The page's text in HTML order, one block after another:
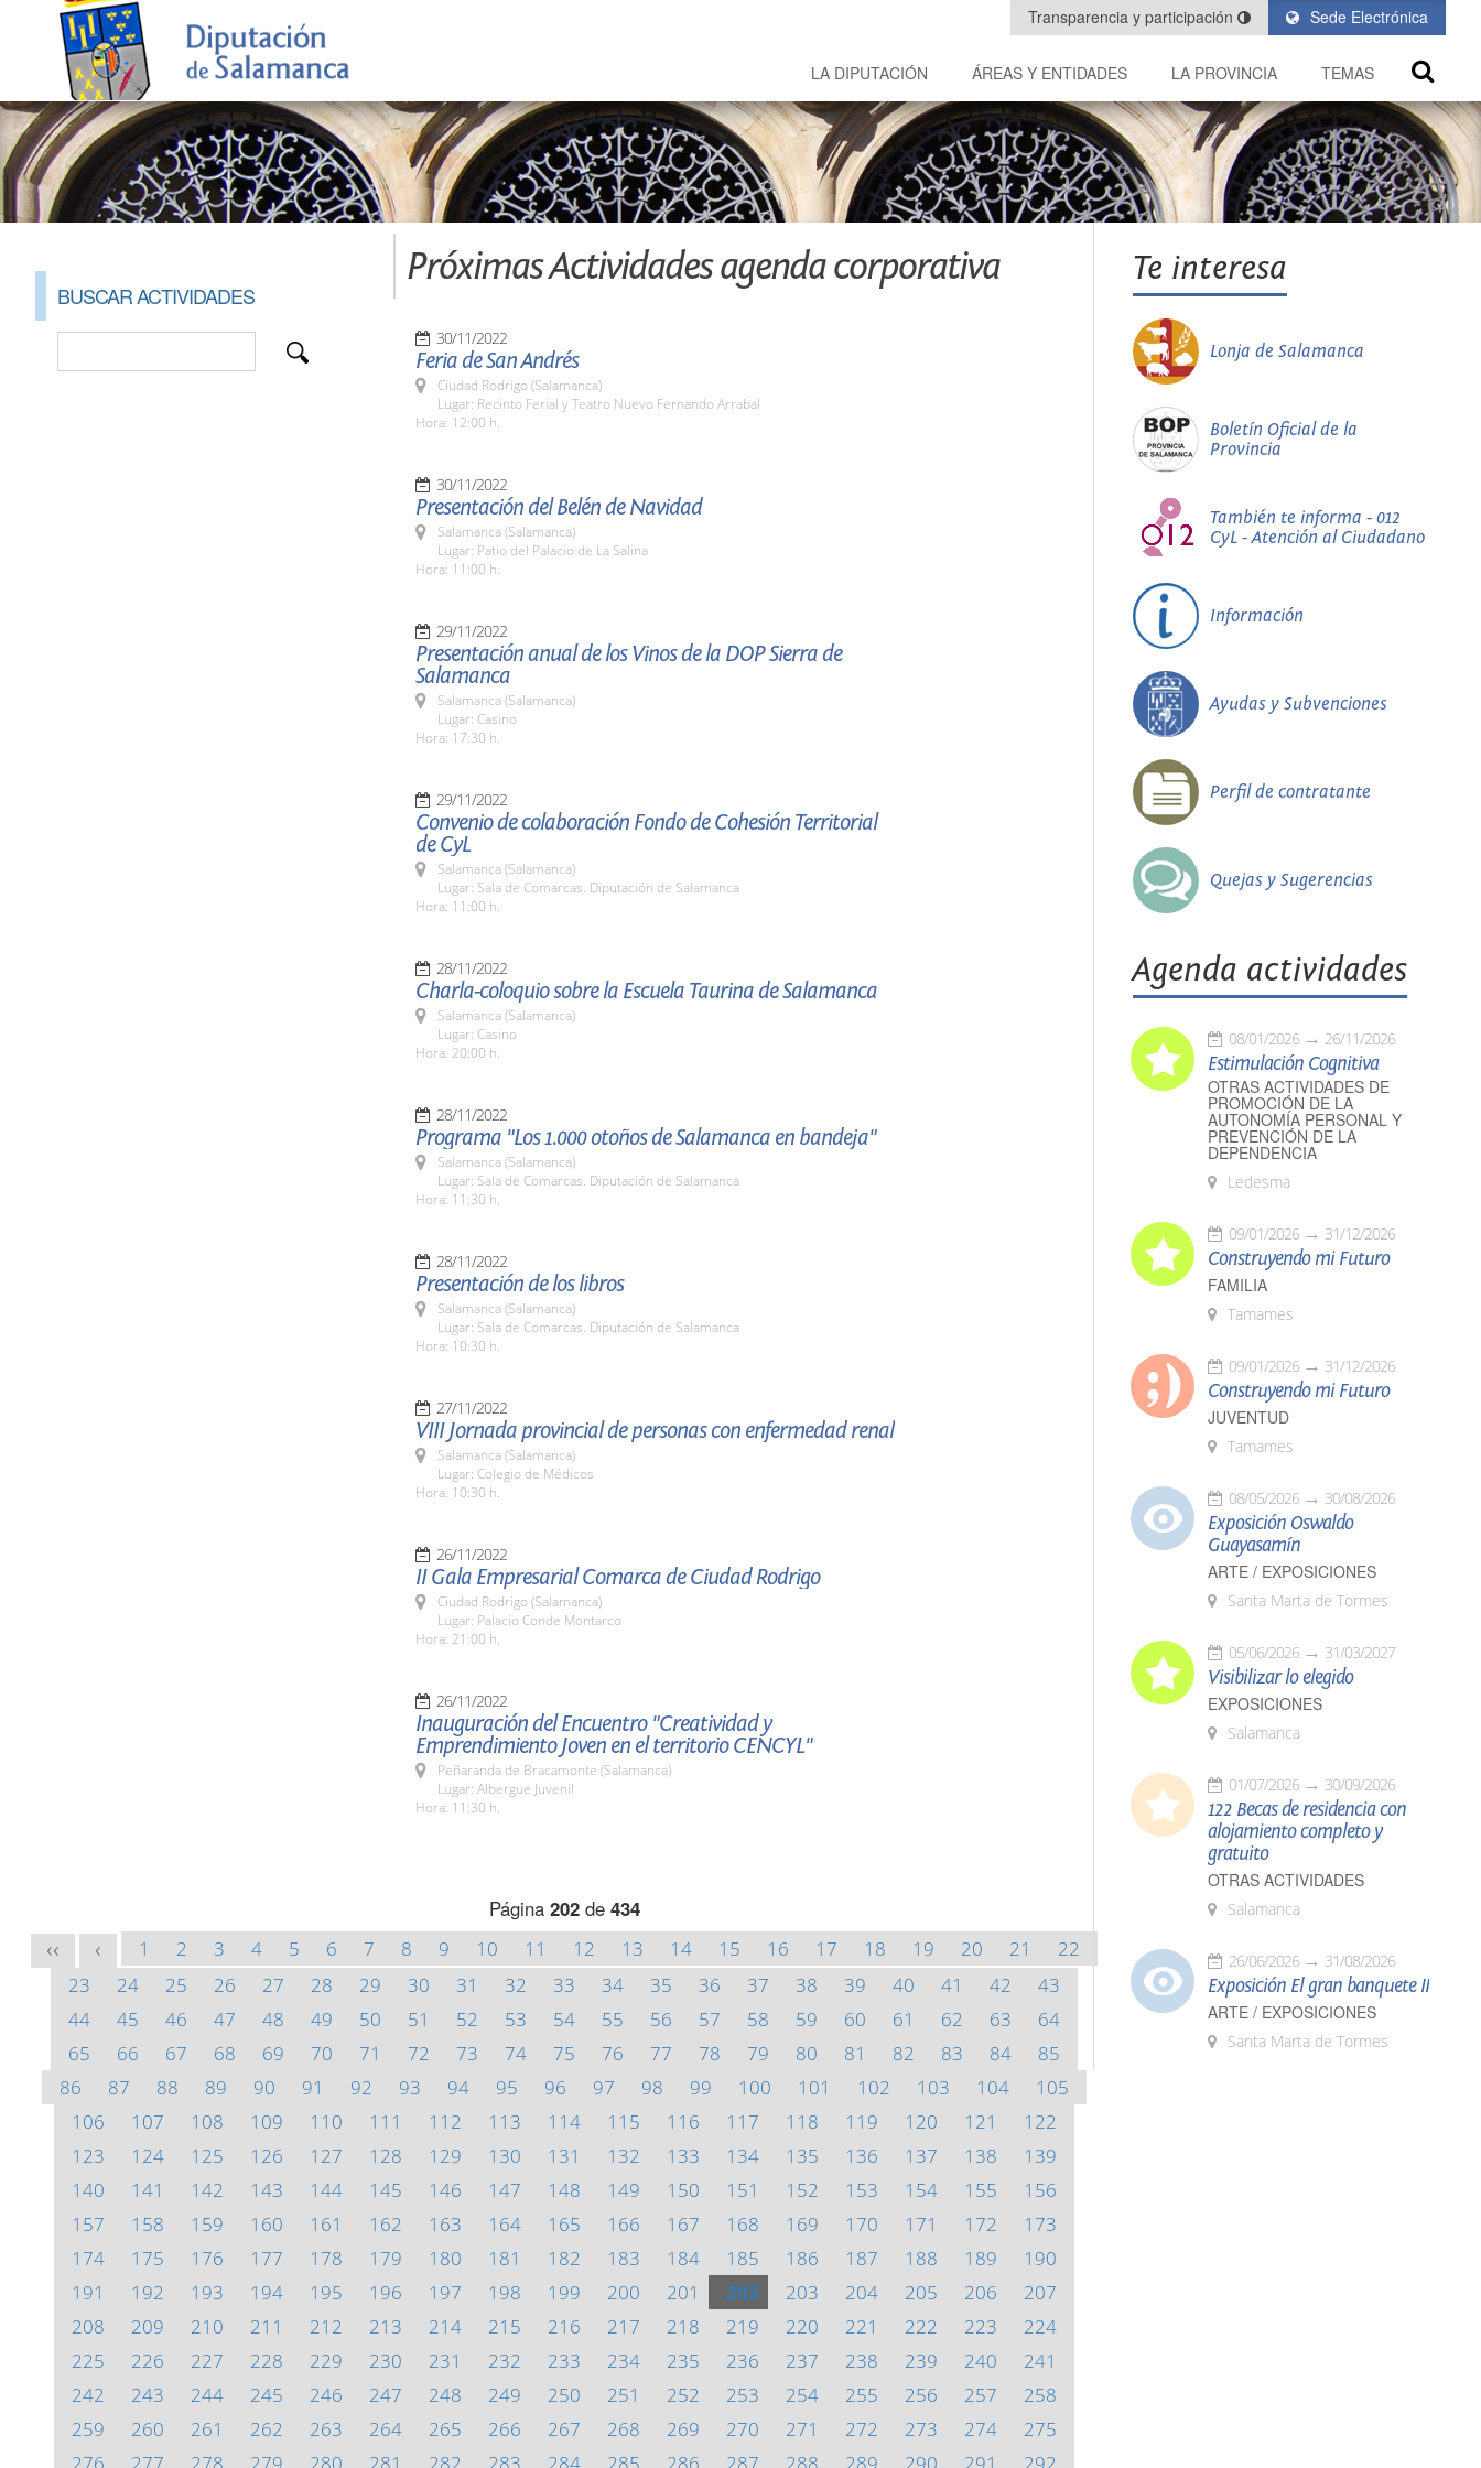
Sede Electrónica
Transparencia y participación
LA DIPUTACIÓN ÁREAS Y ENTIDADES LA PROVINCIA TEMAS
BUSCAR ACTIVIDADES
Próximas Actividades agenda corporativa
30/11/2022
Feria de San Andrés
Ciudad Rodrigo (Salamanca)
Lugar: Recinto Ferial y Teatro Nuevo Fernando Arrabal
Hora: 12:00 h.
30/11/2022
Presentación del Belén de Navidad
Salamanca (Salamanca)
Lugar: Patio del Palacio de La Salina
Hora: 11:00 h.
29/11/2022
Presentación anual de los Vinos de la DOP Sierra de
Salamanca
Salamanca (Salamanca)
Lugar: Casino
Hora: 17:30 h.
29/11/2022
Convenio de colaboración Fondo de Cohesión Territorial
de CyL
Salamanca (Salamanca)
Lugar: Sala de Comarcas. Diputación de Salamanca
Hora: 11:00 h.
28/11/2022
Charla-coloquio sobre la Escuela Taurina de Salamanca
Salamanca (Salamanca)
Lugar: Casino
Hora: 20:00 h.
28/11/2022
Programa "Los 1.000 otoños de Salamanca en bandeja"
Salamanca (Salamanca)
Lugar: Sala de Comarcas. Diputación de Salamanca
Hora: 11:30 h.
28/11/2022
Presentación de los libros
Salamanca (Salamanca)
Lugar: Sala de Comarcas. Diputación de Salamanca
Hora: 10:30 h.
27/11/2022
VIII Jornada provincial de personas con enfermedad renal
Salamanca (Salamanca)
Lugar: Colegio de Médicos
Hora: 10:30 h.
26/11/2022
II Gala Empresarial Comarca de Ciudad Rodrigo
Ciudad Rodrigo (Salamanca)
Lugar: Palacio Conde Montarco
Hora: 21:00 h.
26/11/2022
Inauguración del Encuentro "Creatividad y
Emprendimiento Joven en el territorio CENCYL"
Peñaranda de Bracamonte (Salamanca)
Lugar: Albergue Juvenil
Hora: 11:30 h.
Página 202de 434
<< < 1 2 3 4 5 6 7 8 9 10 11 12 13 14 15 16 17 18 19 20 21
22
23
24 25 26 27 28 29 30 31 32 33 34 35 36 37 38 39 40 41 42
43
44
45 46 47 48 49 50 51 52 53 54 55 56 57 58 59 60 61 62 63
64
65
66 67 68 69 70 71 72 73 74 75 76 77 78 79 80 81 82 83 84
85
86
87 88 89 90 91 92 93 94 95 96 97 98 99 100 101 102 103 104
105
106
107 108 109 110 111 112 113 114 115 116 117 118 119 120 121
122
123
124 125 126 127 128 129 130 131 132 133 134 135 136 137 138
139
140
141 142 143 144 145 146 147 148 149 150 151 152 153 154 155
156
157
158 159 160 161 162 163 164 165 166 167 168 169 170 171 172
173
174
175 176 177 178 179 180 181 182 183 184 185 186 187 188 189
190
191
192 193 194 195 196 197 198 199 200 201 202 203 204 205 206
207
208
209 210 211 212 213 214 215 216 217 218 219 220 221 222 223
224
225
226 227 228 229 230 231 232 233 234 235 236 237 238 239 240
241
242
243 244 245 246 247 248 249 250 251 252 253 254 255 256 257
258
259
260 261 262 263 264 265 266 267 268 269 270 271 272 273 274
275
Te interesa
Lonja de Salamanca
Boletín Oficial de la
Provincia
También te informa - 012
CyL - Atención al Ciudadano
Información
Ayudas y Subvenciones
Perfil de contratante
Quejas y Sugerencias
Agenda actividades
08/01/2026 26/11/2026
Estimulación Cognitiva
OTRAS ACTIVIDADES DE
PROMOCIÓN DE LA
AUTONOMÍA PERSONAL Y
PREVENCIÓN DE LA
DEPENDENCIA
Ledesma
09/01/2026 31/12/2026
Construyendo mi Futuro
FAMILIA
Tamames
09/01/2026 31/12/2026
Construyendo mi Futuro
JUVENTUD
Tamames
08/05/2026 30/08/2026
Exposición Oswaldo
Guayasamín
ARTE / EXPOSICIONES
Santa Marta de Tormes
05/06/2026 31/03/2027
Visibilizar lo elegido
EXPOSICIONES
Salamanca
01/07/2026 30/09/2026
122 Becas de residencia con
alojamiento completo y
gratuito
OTRAS ACTIVIDADES
Salamanca
26/06/2026 31/08/2026
Exposición El gran banquete II
ARTE / EXPOSICIONES
Santa Marta de Tormes